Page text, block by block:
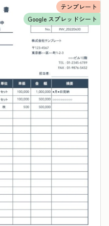
テンプレート
Google スプレッドシート